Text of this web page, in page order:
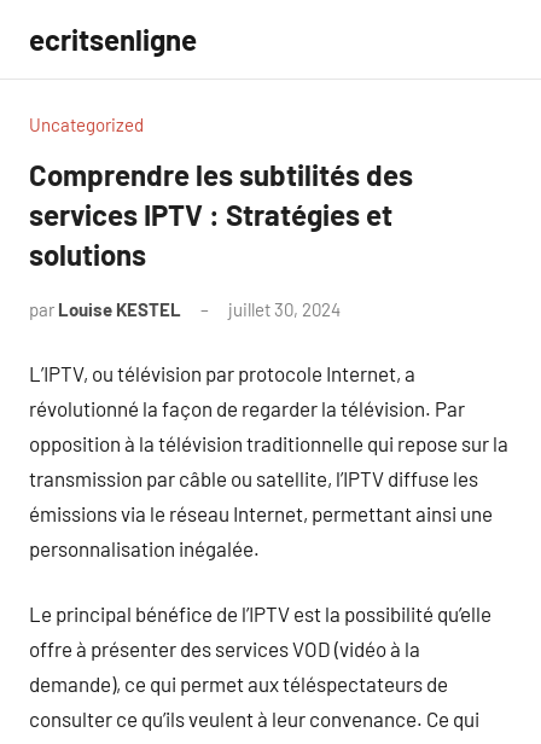
contenu
ecritsenligne
Uncategorized
Comprendre les subtilités des
services IPTV : Stratégies et
solutions
par Louise KESTEL juillet 30, 2024
L’IPTV, ou télévision par protocole Internet, a
révolutionné la façon de regarder la télévision. Par
opposition à la télévision traditionnelle qui repose sur la
transmission par câble ou satellite, l’IPTV diffuse les
émissions via le réseau Internet, permettant ainsi une
personnalisation inégalée.
Le principal bénéfice de l’IPTV est la possibilité qu’elle
offre à présenter des services VOD (vidéo à la
demande), ce qui permet aux téléspectateurs de
consulter ce qu’ils veulent à leur convenance. Ce qui